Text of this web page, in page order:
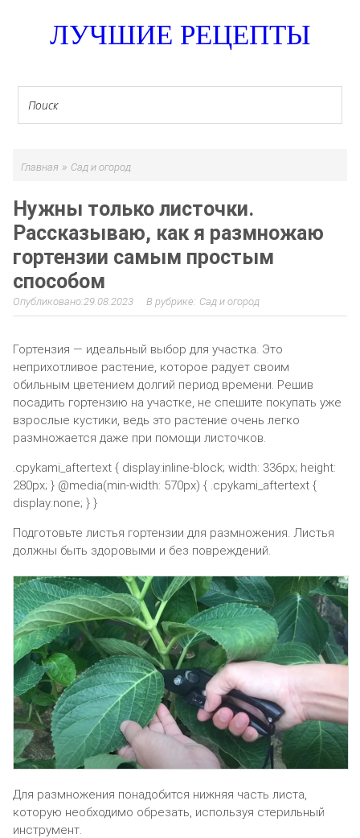
ЛУЧШИЕ РЕЦЕПТЫ
Главная » Сад и огород
Нужны только листочки.
Рассказываю, как я размножаю
гортензии самым простым
способом
29.08.2023 Сад и огород
Гортензия — идеальный выбор для участка. Это
неприхотливое растение, которое радует своим
обильным цветением долгий период времени. Решив
посадить гортензию на участке, не спешите покупать уже
взрослые кустики, ведь это растение очень легко
размножается даже при помощи листочков.
.cpykami_aftertext { display:inline-block; width: 336px; height:
280px; } @media(min-width: 570px) { .cpykami_aftertext {
display:none; } }
Подготовьте листья гортензии для размножения. Листья
должны быть здоровыми и без повреждений.
Для размножения понадобится нижняя часть листа,
которую необходимо обрезать, используя стерильный
инструмент.